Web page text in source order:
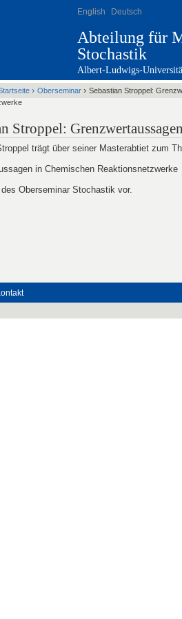
English Deutsch
Abteilung für
Stochastik
Albert-Ludwigs-
› Oberseminar › Sebastian Stroppel:
Stroppel:
trägt über seiner Masterabtiet zum
in Chemischen Reaktionsnetzwerke
Oberseminar Stochastik vor.